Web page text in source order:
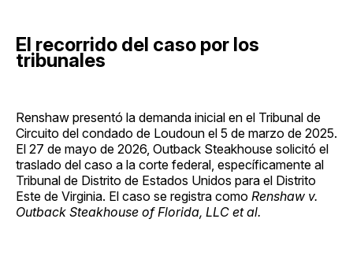
El recorrido del caso por los
tribunales
Renshaw presentó la demanda inicial en el Tribunal de
Circuito del condado de Loudoun el 5 de marzo de 2025.
El 27 de mayo de 2026, Outback Steakhouse solicitó el
traslado del caso a la corte federal, específicamente al
Tribunal de Distrito de Estados Unidos para el Distrito
Este de Virginia. El caso se registra como Renshaw v.
Outback Steakhouse of Florida, LLC et al.